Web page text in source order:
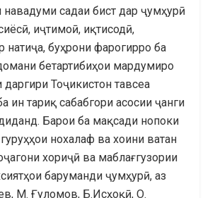
навадуми садаи бист дар ҷумҳурӣ
иҷтимоӣ, иқтисодӣ,
натиҷа, буҳрони фарогирро ба
бетартибиҳои мардумиро
Тоҷикистон тавсеа
ин тариқ сабабгори асосии ҷанги
Барои ба мақсади нопоки
нохалаф ва хоини ватан
хориҷӣ ва маблағгузории
баруманди ҷумҳурӣ, аз
М. Ғуломов, Б.Исҳоқӣ, О.